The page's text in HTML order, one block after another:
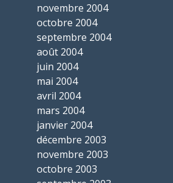
novembre 2004
octobre 2004
septembre 2004
août 2004
juin 2004
mai 2004
avril 2004
mars 2004
janvier 2004
décembre 2003
novembre 2003
octobre 2003